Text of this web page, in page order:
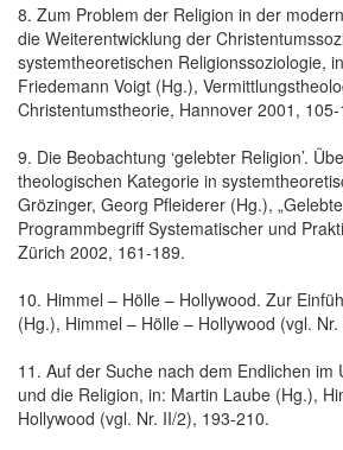
8. Zum Problem der Religion in der
die Weiterentwicklung der
systemtheoretischen Religionssoziologie,
Friedemann Voigt (Hg.),
Christentumstheorie, Hannover 2001, 105-
9. Die Beobachtung ‘gelebter Religion’.
theologischen Kategorie in
Grözinger, Georg Pfleiderer (Hg.),
Programmbegriff Systematischer und
Zürich 2002, 161-189.
10. Himmel – Hölle – Hollywood. Zur
(Hg.), Himmel – Hölle – Hollywood (vgl.
11. Auf der Suche nach dem Endlichen im
und die Religion, in: Martin Laube (Hg.),
Hollywood (vgl. Nr. II/2), 193-210.